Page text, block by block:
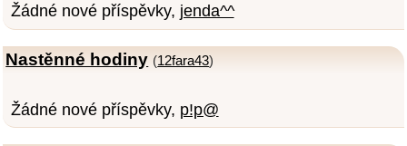
Žádné nové příspěvky, jenda^^
Nastěnné hodiny (12fara43)
Žádné nové příspěvky, p!p@